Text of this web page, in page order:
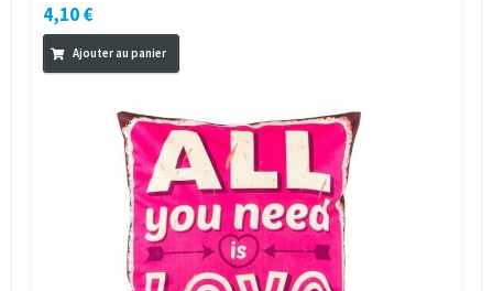
4,10 €
Ajouter au panier